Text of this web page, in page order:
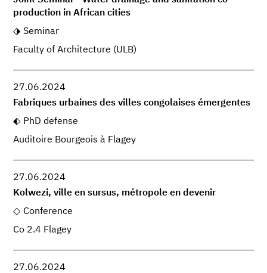
production in African cities
Seminar
Faculty of Architecture (ULB)
27.06.2024
Fabriques urbaines des villes congolaises émergentes
PhD defense
Auditoire Bourgeois à Flagey
27.06.2024
Kolwezi, ville en sursus, métropole en devenir
Conference
Co 2.4 Flagey
27.06.2024